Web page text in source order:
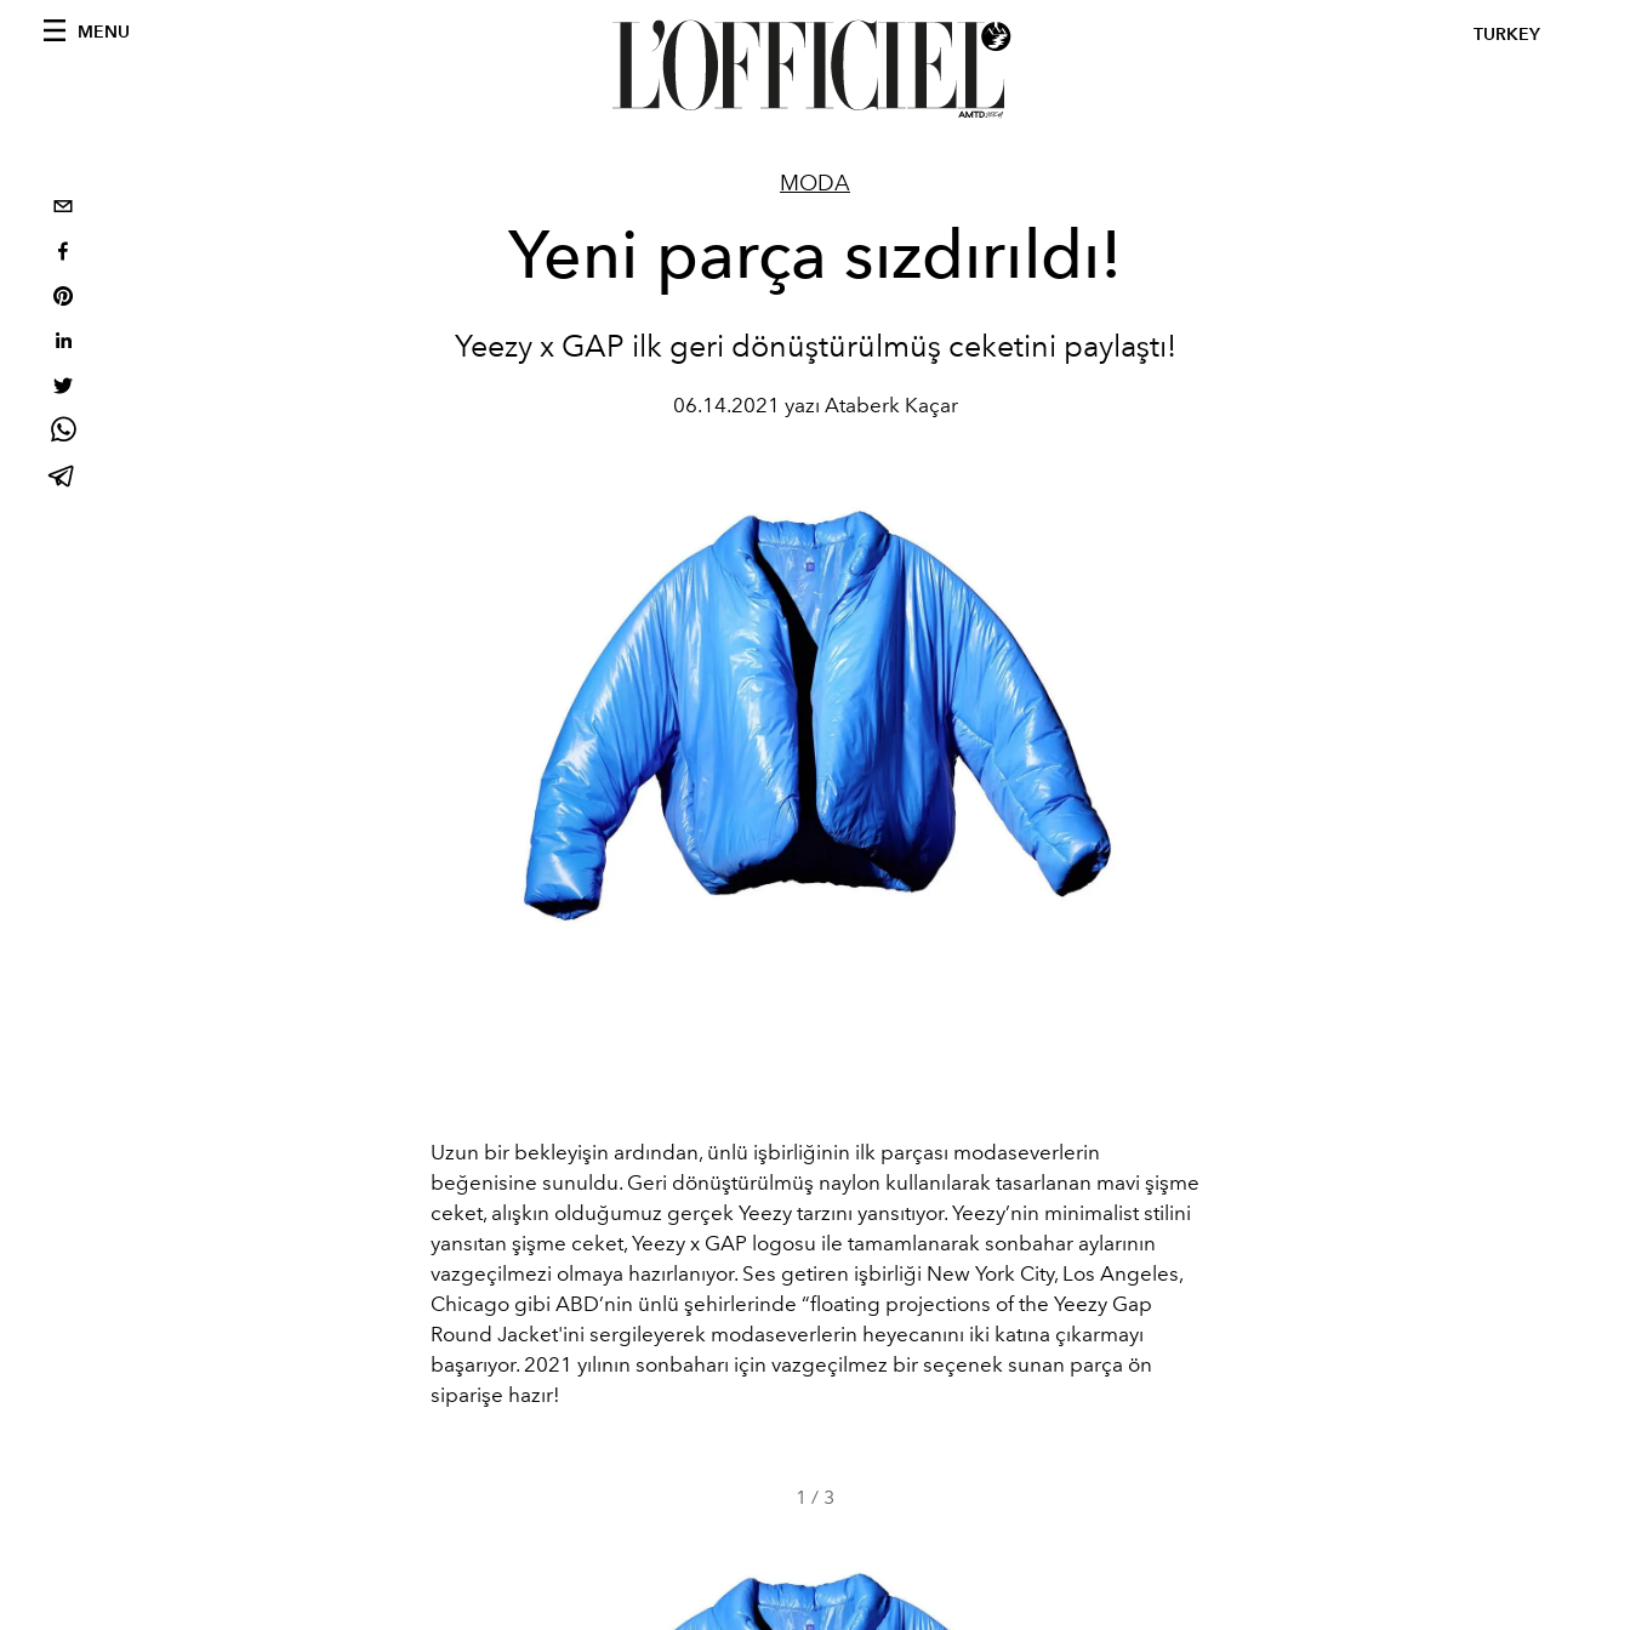
MENU TURKEY
MODA
Yeni parça sızdırıldı!
Yeezy x GAP ilk geri dönüştürülmüş ceketini paylaştı!
06.14.2021 yazı Ataberk Kaçar
Uzun bir bekleyişin ardından, ünlü işbirliğinin ilk parçası modaseverlerin
beğenisine sunuldu. Geri dönüştürülmüş naylon kullanılarak tasarlanan mavi şişme
ceket, alışkın olduğumuz gerçek Yeezy tarzını yansıtıyor. Yeezy’nin minimalist stilini
yansıtan şişme ceket, Yeezy x GAP logosu ile tamamlanarak sonbahar aylarının
vazgeçilmezi olmaya hazırlanıyor. Ses getiren işbirliği New York City, Los Angeles,
Chicago gibi ABD’nin ünlü şehirlerinde “floating projections of the Yeezy Gap
Round Jacket'ini sergileyerek modaseverlerin heyecanını iki katına çıkarmayı
başarıyor. 2021 yılının sonbaharı için vazgeçilmez bir seçenek sunan parça ön
siparişe hazır!
1 / 3